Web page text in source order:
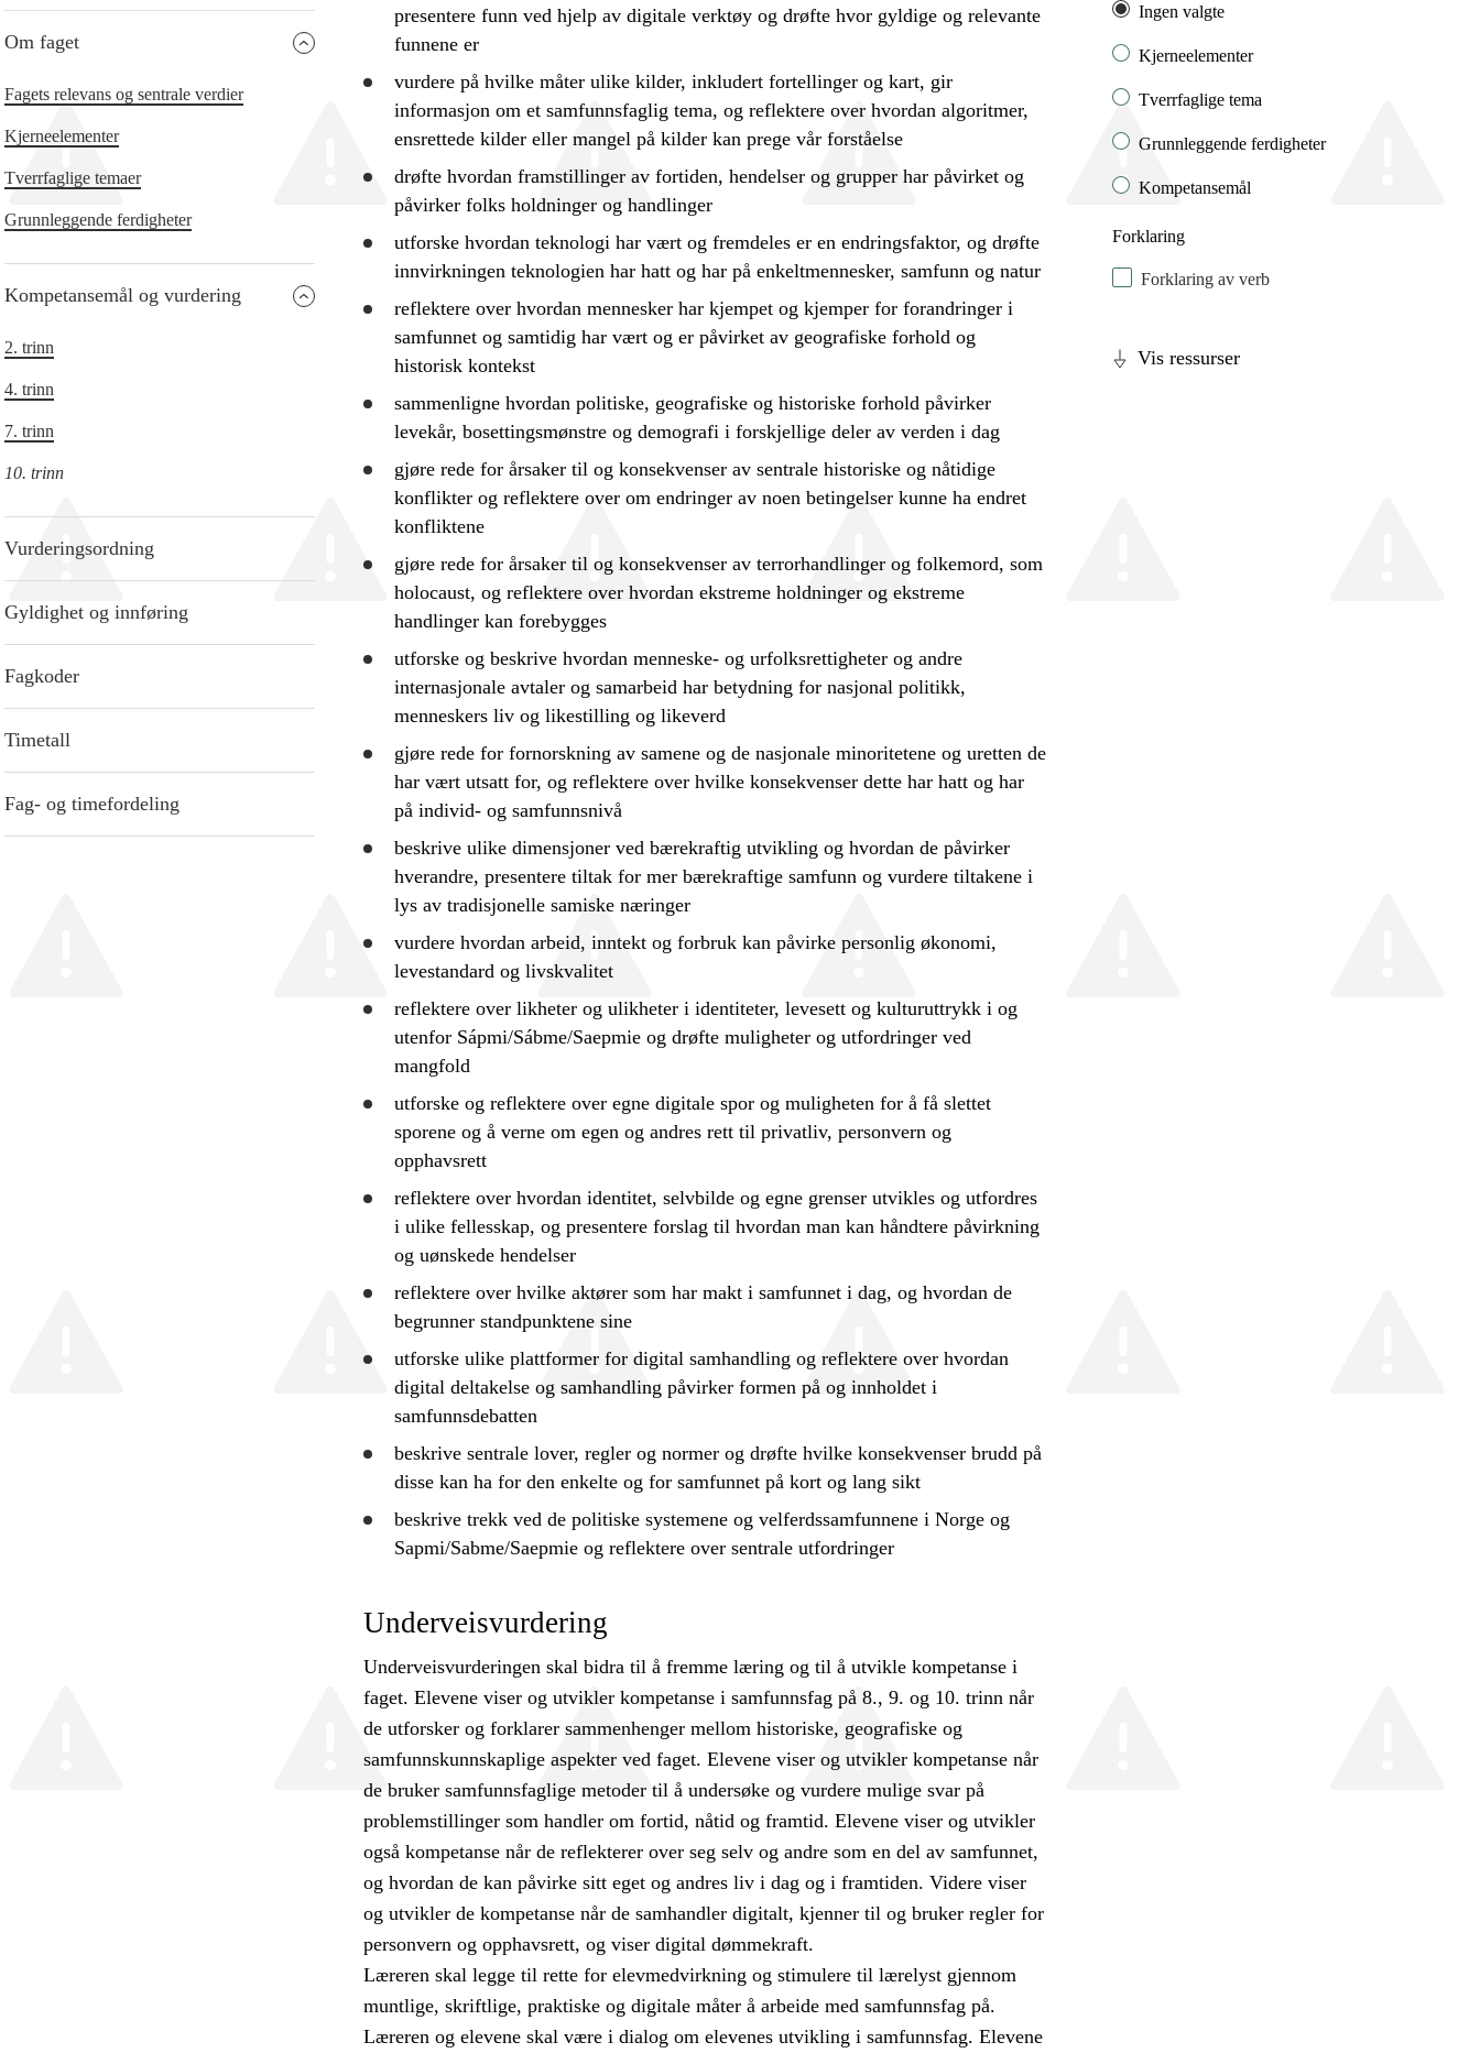
Om faget
Fagets relevans og sentrale verdier
Kjerneelementer
Tverrfaglige temaer
Grunnleggende ferdigheter
Kompetansemål og vurdering
2. trinn
4. trinn
7. trinn
10. trinn
Vurderingsordning
Gyldighet og innføring
Fagkoder
Timetall
Fag- og timefordeling
Ingen valgte
Kjerneelementer
Tverrfaglige tema
Grunnleggende ferdigheter
Kompetansemål
Forklaring
Forklaring av verb
Vis ressurser
presenterefunn ved hjelp av digitale verktøy og drøftehvor gyldige og relevante
funnene er
vurderepå hvilke måter ulike kilder, inkludert fortellinger og kart, gir
informasjon om et samfunnsfaglig tema, og reflektereover hvordan algoritmer,
ensrettede kilder eller mangel på kilder kan prege vår forståelse
drøftehvordan framstillinger av fortiden, hendelser og grupper har påvirket og
påvirker folks holdninger og handlinger
utforskehvordan teknologi har vært og fremdeles er en endringsfaktor, og drøfte
innvirkningen teknologien har hatt og har på enkeltmennesker, samfunn og natur
reflektereover hvordan mennesker har kjempet og kjemper for forandringer i
samfunnet og samtidig har vært og er påvirket av geografiske forhold og
historisk kontekst
sammenlignehvordan politiske, geografiske og historiske forhold påvirker
levekår, bosettingsmønstre og demografi i forskjellige deler av verden i dag
gjøre rede forårsaker til og konsekvenser av sentrale historiske og nåtidige
konflikter og reflektereover om endringer av noen betingelser kunne ha endret
konfliktene
gjøre rede forårsaker til og konsekvenser av terrorhandlinger og folkemord, som
holocaust, og reflektereover hvordan ekstreme holdninger og ekstreme
handlinger kan forebygges
utforskeog beskrivehvordan menneske- og urfolksrettigheter og andre
internasjonale avtaler og samarbeid har betydning for nasjonal politikk,
menneskers liv og likestilling og likeverd
gjøre rede forfornorskning av samene og de nasjonale minoritetene og uretten de
har vært utsatt for, og reflektereover hvilke konsekvenser dette har hatt og har
på individ- og samfunnsnivå
beskriveulike dimensjoner ved bærekraftig utvikling og hvordan de påvirker
hverandre, presenteretiltak for mer bærekraftige samfunn og vurderetiltakene i
lys av tradisjonelle samiske næringer
vurderehvordan arbeid, inntekt og forbruk kan påvirke personlig økonomi,
levestandard og livskvalitet
reflektereover likheter og ulikheter i identiteter, levesett og kulturuttrykk i og
utenfor Sápmi/Sábme/Saepmie og drøftemuligheter og utfordringer ved
mangfold
utforskeog reflektereover egne digitale spor og muligheten for å få slettet
sporene og å verne om egen og andres rett til privatliv, personvern og
opphavsrett
reflektereover hvordan identitet, selvbilde og egne grenser utvikles og utfordres
i ulike fellesskap, og presentereforslag til hvordan man kan håndtere påvirkning
og uønskede hendelser
reflektereover hvilke aktører som har makt i samfunnet i dag, og hvordan de
begrunner standpunktene sine
utforskeulike plattformer for digital samhandling og reflektereover hvordan
digital deltakelse og samhandling påvirker formen på og innholdet i
samfunnsdebatten
beskrivesentrale lover, regler og normer og drøftehvilke konsekvenser brudd på
disse kan ha for den enkelte og for samfunnet på kort og lang sikt
beskrivetrekk ved de politiske systemene og velferdssamfunnene i Norge og
Sapmi/Sabme/Saepmie og reflektereover sentrale utfordringer
Underveisvurdering
Underveisvurderingen skal bidra til å fremme læring og til å utvikle kompetanse i
faget. Elevene viser og utvikler kompetanse i samfunnsfag på 8., 9. og 10. trinn når
de utforsker og forklarer sammenhenger mellom historiske, geografiske og
samfunnskunnskaplige aspekter ved faget. Elevene viser og utvikler kompetanse når
de bruker samfunnsfaglige metoder til å undersøke og vurdere mulige svar på
problemstillinger som handler om fortid, nåtid og framtid. Elevene viser og utvikler
også kompetanse når de reflekterer over seg selv og andre som en del av samfunnet,
og hvordan de kan påvirke sitt eget og andres liv i dag og i framtiden. Videre viser
og utvikler de kompetanse når de samhandler digitalt, kjenner til og bruker regler for
personvern og opphavsrett, og viser digital dømmekraft.
Læreren skal legge til rette for elevmedvirkning og stimulere til lærelyst gjennom
muntlige, skriftlige, praktiske og digitale måter å arbeide med samfunnsfag på.
Læreren og elevene skal være i dialog om elevenes utvikling i samfunnsfag. Elevene